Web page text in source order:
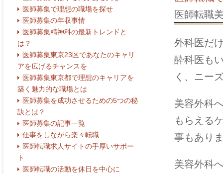
医師募集で理想の職場を探せ
医師募集の年収事情
医師募集精神科の最新トレンドと
は？
医師募集東京23区であなたのキャリ
アを広げるチャンスを
医師募集東京都で理想のキャリアを
築く魅力的な職場とは
医師募集を成功させるための5つの秘
訣とは？
医師募集の記事一覧
仕事をしながら楽々転職
医師転職求人サイトの手厚いサポー
ト
医師転職の活動を休日を中心に
医師転職
外科医だ
酔科医も
く、ニー
美容外科
もらえる
事もあり
美容外科